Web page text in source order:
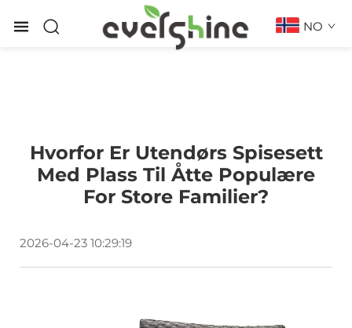
NO
Hvorfor Er Utendørs Spisesett
Med Plass Til Åtte Populære
For Store Familier?
2026-04-23 10:29:19